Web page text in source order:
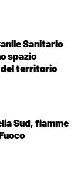
Sanitario
spazio
del territorio
Sud, fiamme